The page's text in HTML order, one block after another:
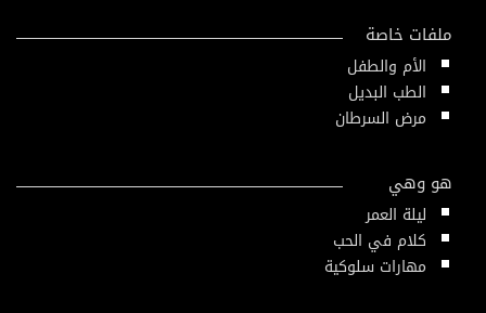
ملفات خاصة
الأم والطفل
الطب البديل
مرض السرطان
هو وهي
ليلة العمر
كلام في الحب
مهارات سلوكية